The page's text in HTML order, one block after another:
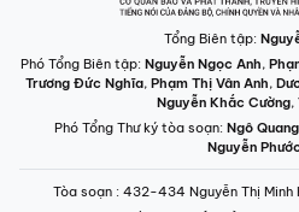
Tổng Biên tập:
Phó Tổng Biên tập: Nguyễn Ngọc Anh,
Trương Đức Nghĩa, Phạm Thị Vân Anh,
Nguyễn Khắc Cường,
Phó Tổng Thư ký tòa soạn: Ngô
Nguyễn
Tòa soạn : 432-434 Nguyễn Thị Minh